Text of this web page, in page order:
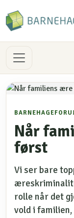
Når
først
Vi ser bare
rolle når det
vold i